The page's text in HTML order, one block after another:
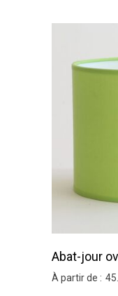
Abat-jour
À partir de : 45